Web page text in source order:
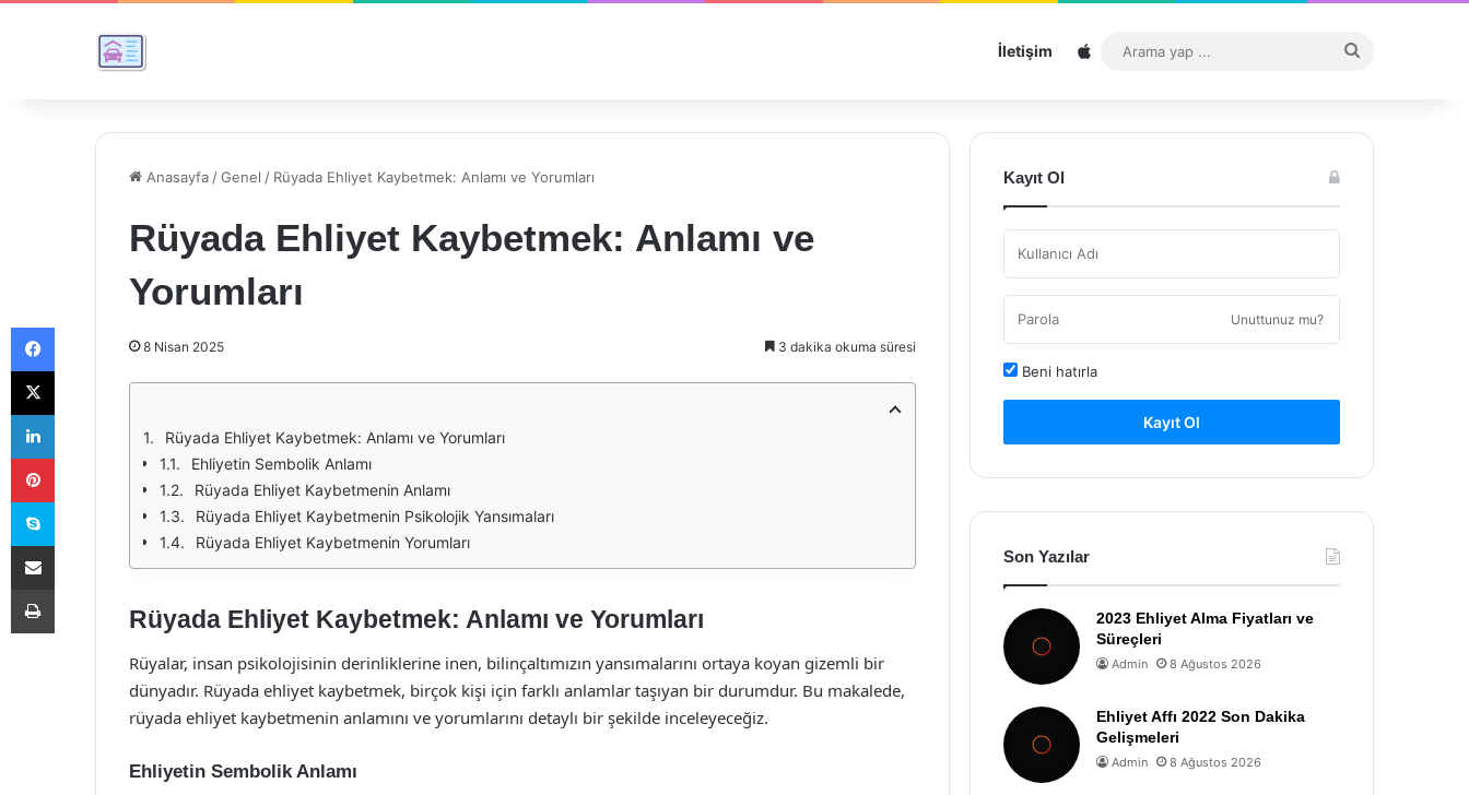
İletişim Sitemap
...
Anasayfa /Genel / Rüyada Ehliyet Kaybetmek: Anlamı ve Yorumları
Rüyada Ehliyet Kaybetmek: Anlamı ve
Yorumları
8 Nisan 2025 3 dakika okuma süresi
Rüyada Ehliyet Kaybetmek: Anlamı ve Yorumları
Ehliyetin Sembolik Anlamı
Rüyada Ehliyet Kaybetmenin Anlamı
Rüyada Ehliyet Kaybetmenin Psikolojik Yansımaları
Rüyada Ehliyet Kaybetmenin Yorumları
Rüyada Ehliyet Kaybetmek: Anlamı ve Yorumları
Rüyalar, insan psikolojisinin derinliklerine inen, bilinçaltımızın yansımalarını ortaya koyan gizemli bir
dünyadır. Rüyada ehliyet kaybetmek, birçok kişi için farklı anlamlar taşıyan bir durumdur. Bu makalede,
rüyada ehliyet kaybetmenin anlamını ve yorumlarını detaylı bir şekilde inceleyeceğiz.
Ehliyetin Sembolik Anlamı
Kayıt Ol
Unuttunuz mu?
Beni hatırla
Kayıt Ol
Son Yazılar
2023 Ehliyet Alma Fiyatları ve
Süreçleri
Admin 8 Ağustos 2026
Ehliyet Affı 2022 Son Dakika
Gelişmeleri
Admin 8 Ağustos 2026
Facebook
X
LinkedIn
Pinterest
Skype
E-Posta ile paylaş